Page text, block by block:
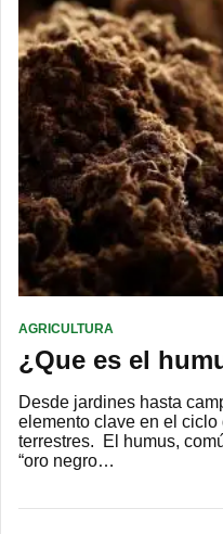
AGRICULTURA
¿Que es el
Desde jardines hasta
elemento clave en el
terrestres. El humus,
“oro negro…